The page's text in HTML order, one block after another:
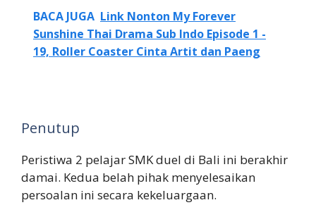
BACA JUGA Link Nonton My Forever
Sunshine Thai Drama Sub Indo Episode 1 -
19, Roller Coaster Cinta Artit dan Paeng
Penutup
Peristiwa 2 pelajar SMK duel di Bali ini berakhir
damai. Kedua belah pihak menyelesaikan
persoalan ini secara kekeluargaan.